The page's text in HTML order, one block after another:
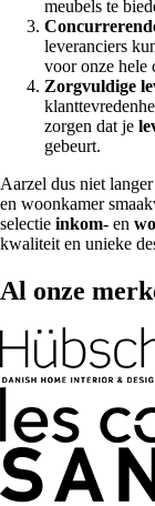
meubels te
leveranciers
voor onze hele
Zorgvuldige
zorgen dat je
gebeurt.
Aarzel dus niet
en woonkamer
selectie inkom- en
kwaliteit en unieke
Al onze